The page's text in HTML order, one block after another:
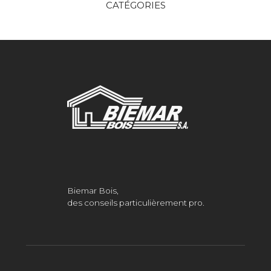
CATÉGORIES
Biemar Bois,
des conseils particulièrement pro.